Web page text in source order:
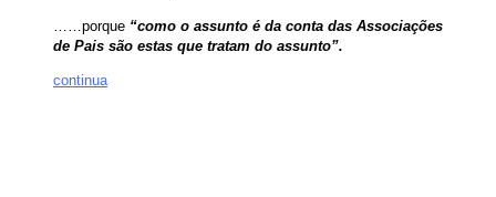
……porque “como o assunto é da conta das Associações
de Pais são estas que tratam do assunto”.
continua